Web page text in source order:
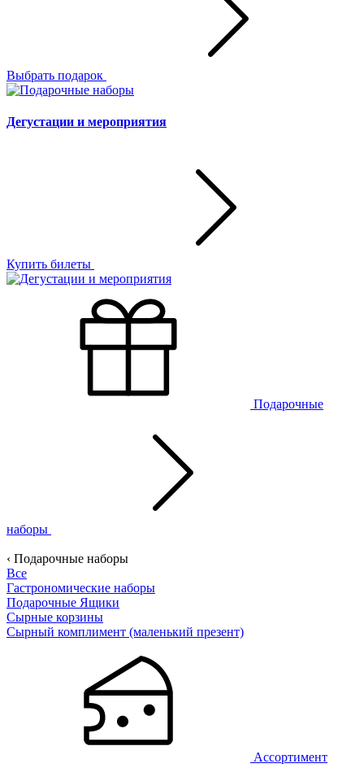
Выбрать подарок
Дегустации и мероприятия
Купить билеты
Подарочные
наборы
‹ Подарочные наборы
Все
Гастрономические наборы
Подарочные Ящики
Сырные корзины
Сырный комплимент (маленький презент)
Ассортимент